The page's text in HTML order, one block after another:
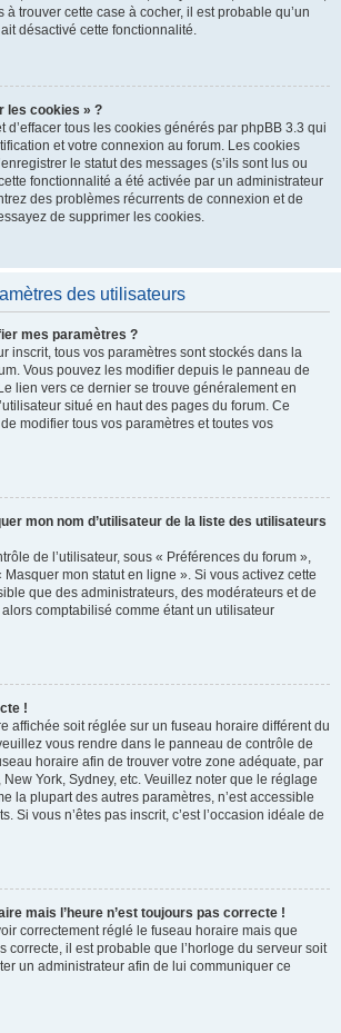
à trouver cette case à cocher, il est probable qu’un
désactivé cette fonctionnalité.
les cookies » ?
d’effacer tous les cookies générés par phpBB 3.3 qui
et votre connexion au forum. Les cookies
le statut des messages (s’ils sont lus ou
fonctionnalité a été activée par un administrateur
des problèmes récurrents de connexion et de
de supprimer les cookies.
des utilisateurs
mes paramètres ?
inscrit, tous vos paramètres sont stockés dans la
Vous pouvez les modifier depuis le panneau de
lien vers ce dernier se trouve généralement en
situé en haut des pages du forum. Ce
modifier tous vos paramètres et toutes vos
mon nom d’utilisateur de la liste des utilisateurs
de l’utilisateur, sous « Préférences du forum »,
Masquer mon statut en ligne ». Si vous activez cette
que des administrateurs, des modérateurs et de
comptabilisé comme étant un utilisateur
!
affichée soit réglée sur un fuseau horaire différent du
vous rendre dans le panneau de contrôle de
horaire afin de trouver votre zone adéquate, par
York, Sydney, etc. Veuillez noter que le réglage
la plupart des autres paramètres, n’est accessible
Si vous n’êtes pas inscrit, c’est l’occasion idéale de
mais l’heure n’est toujours pas correcte !
correctement réglé le fuseau horaire mais que
correcte, il est probable que l’horloge du serveur soit
un administrateur afin de lui communiquer ce